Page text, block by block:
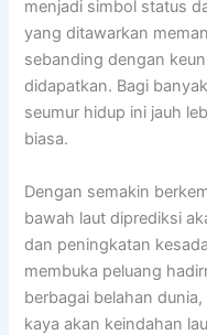
menjadi simbol status
yang ditawarkan
sebanding dengan
didapatkan. Bagi
seumur hidup ini jauh
biasa.
Dengan semakin
bawah laut diprediksi
dan peningkatan
membuka peluang
berbagai belahan
kaya akan keindahan